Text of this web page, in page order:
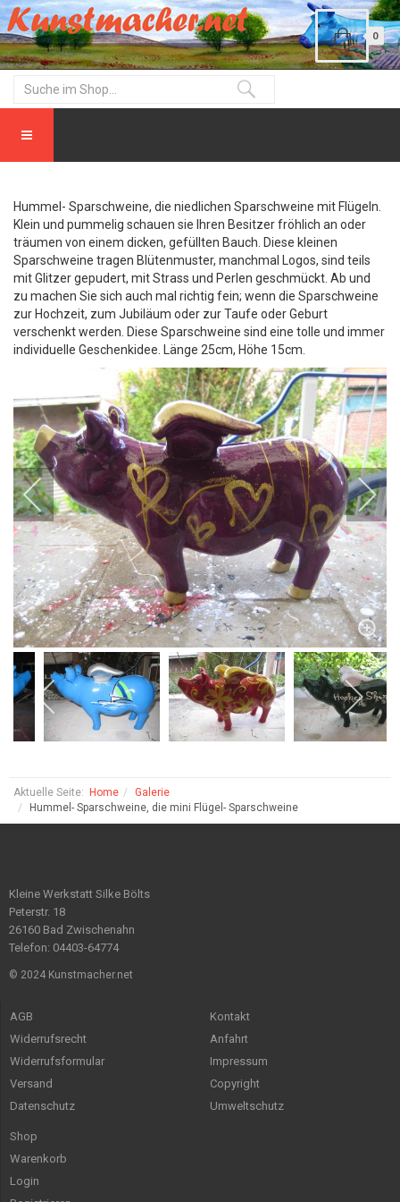
0
Hummel- Sparschweine, die niedlichen Sparschweine mit Flügeln.
Klein und pummelig schauen sie Ihren Besitzer fröhlich an oder
träumen von einem dicken, gefüllten Bauch. Diese kleinen
Sparschweine tragen Blütenmuster, manchmal Logos, sind teils
mit Glitzer gepudert, mit Strass und Perlen geschmückt. Ab und
zu machen Sie sich auch mal richtig fein; wenn die Sparschweine
zur Hochzeit, zum Jubiläum oder zur Taufe oder Geburt
verschenkt werden. Diese Sparschweine sind eine tolle und immer
individuelle Geschenkidee. Länge 25cm, Höhe 15cm.
Aktuelle Seite: Home
Galerie
Hummel- Sparschweine, die mini Flügel- Sparschweine
Kleine Werkstatt Silke Bölts
Peterstr. 18
26160 Bad Zwischenahn
Telefon: 04403-64774
© 2024 Kunstmacher.net
AGB
Widerrufsrecht
Widerrufsformular
Versand
Datenschutz
Kontakt
Anfahrt
Impressum
Copyright
Umweltschutz
Shop
Warenkorb
Login